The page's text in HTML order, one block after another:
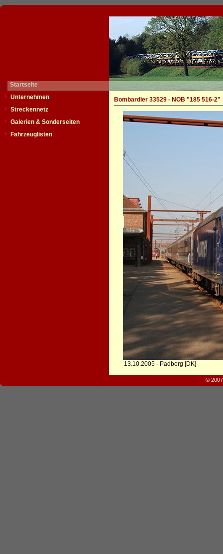
Startseite
Unternehmen
Streckennetz
Galerien & Sonderseiten
Fahrzeuglisten
Bombardier 33529 - NOB "185 516-2"
13.10.2005 - Padborg [DK]
©